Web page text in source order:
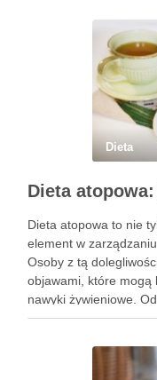
Dieta
Dieta atopowa to nie
element w
Osoby z tą
objawami, które mogą
nawyki żywieniowe.
pewnych pokarmów i